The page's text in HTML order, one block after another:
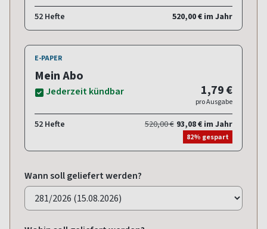
52 Hefte 520,00 € im Jahr
E-PAPER
Mein Abo
Jederzeit kündbar 1,79 €
pro Ausgabe
52 Hefte 520,00 € 93,08 € im Jahr
82% gespart
Wann soll geliefert werden?